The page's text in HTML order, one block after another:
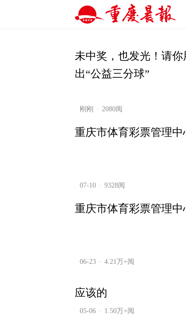
未中奖，也发光！请
出“公益三分球”
刚刚 2080阅
重庆市体育彩票管理
07-10 9328阅
重庆市体育彩票管理
06-23 4.21万+阅
应该的
05-06 1.50万+阅